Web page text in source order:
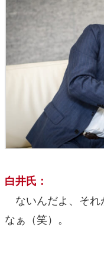
白井氏：
ないんだよ、それ
なぁ（笑）。